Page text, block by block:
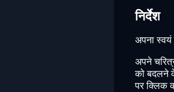
निर्देश
अपना
अपने
को बदलने
पर क्लिक